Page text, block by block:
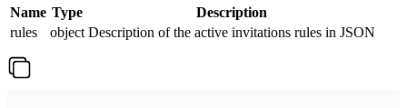
Name Type
Description
rules
object Description of the active invitations rules in JSON